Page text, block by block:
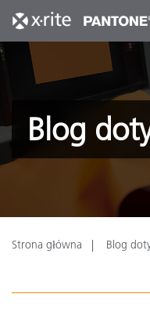
Blog
Strona główna Blog